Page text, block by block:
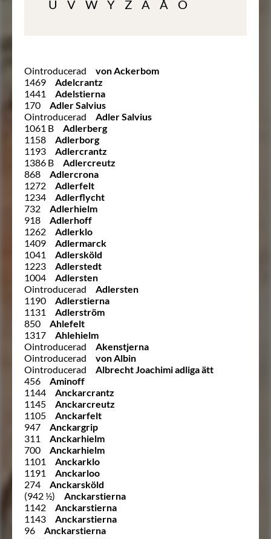
U V W Y Z Ä Å Ö
Ointroducerad
von Ackerbom
1469
Adelcrantz
1441
Adelstierna
170
Adler Salvius
Ointroducerad
Adler Salvius
1061 B
Adlerberg
1158
Adlerborg
1193
Adlercrantz
1386 B
Adlercreutz
868
Adlercrona
1272
Adlerfelt
1234
Adlerflycht
732
Adlerhielm
918
Adlerhoff
1262
Adlerklo
1409
Adlermarck
1041
Adlersköld
1223
Adlerstedt
1004
Adlersten
Ointroducerad
Adlersten
1190
Adlerstierna
1131
Adlerström
850
Ahlefelt
1317
Ahlehielm
Ointroducerad
Akenstjerna
Ointroducerad
von Albin
Ointroducerad
Albrecht Joachimi adliga ätt
456
Aminoff
1144
Anckarcrantz
1145
Anckarcreutz
1105
Anckarfelt
947
Anckargrip
311
Anckarhielm
700
Anckarhielm
1101
Anckarklo
1191
Anckarloo
274
Anckarsköld
(942 ½)
Anckarstierna
1142
Anckarstierna
1143
Anckarstierna
96
Anckarstierna